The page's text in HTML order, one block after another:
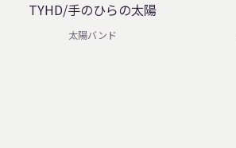
TYHD/手のひらの太陽
太陽バンド